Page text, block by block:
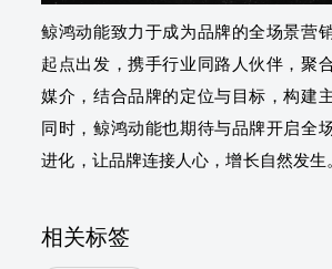
鲸鸿动能致力于成为品牌的全场景营
起点出发，携手行业同路人伙伴，聚
媒介，结合品牌的定位与目标，构建
同时，鲸鸿动能也期待与品牌开启全
进化，让品牌连接人心，增长自然发生。
相关标签